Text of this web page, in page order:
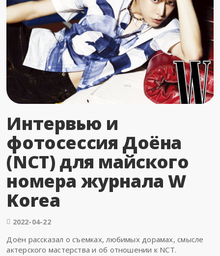
Интервью и
фотосессия Доёна
(NCT) для майского
номера журнала W
Korea
2022-04-22
Доён рассказал о съемках, любимых дорамах, смысле
актерского мастерства и об отношении к NCT.